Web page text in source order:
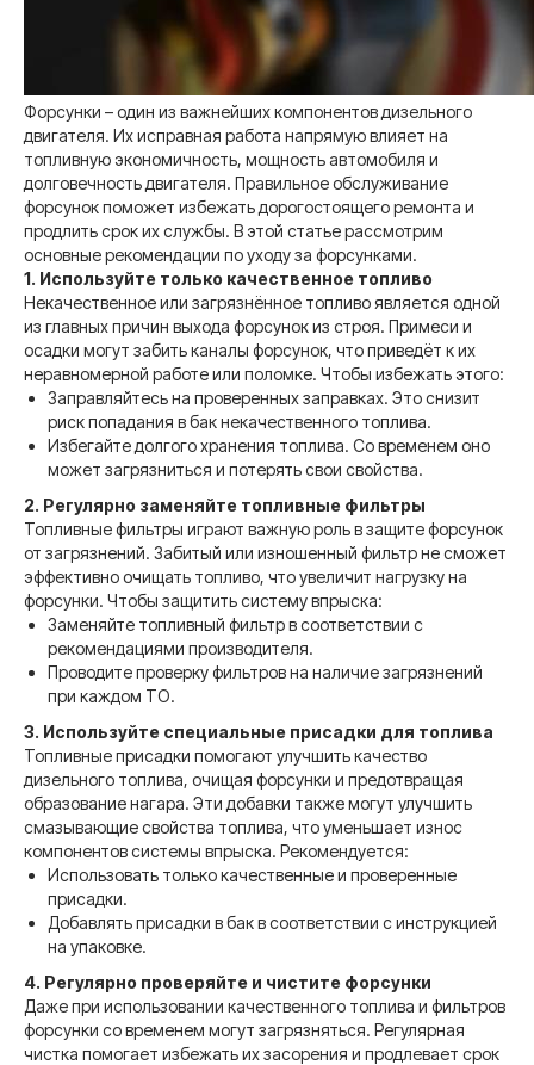
Форсунки – один из важнейших компонентов дизельного
двигателя. Их исправная работа напрямую влияет на
топливную экономичность, мощность автомобиля и
долговечность двигателя. Правильное обслуживание
форсунок поможет избежать дорогостоящего ремонта и
продлить срок их службы. В этой статье рассмотрим
основные рекомендации по уходу за форсунками.
1. Используйте только качественное топливо
Некачественное или загрязнённое топливо является одной
из главных причин выхода форсунок из строя. Примеси и
осадки могут забить каналы форсунок, что приведёт к их
неравномерной работе или поломке. Чтобы избежать этого:
Заправляйтесь на проверенных заправках. Это снизит
риск попадания в бак некачественного топлива.
Избегайте долгого хранения топлива. Со временем оно
может загрязниться и потерять свои свойства.
2. Регулярно заменяйте топливные фильтры
Топливные фильтры играют важную роль в защите форсунок
от загрязнений. Забитый или изношенный фильтр не сможет
эффективно очищать топливо, что увеличит нагрузку на
форсунки. Чтобы защитить систему впрыска:
Заменяйте топливный фильтр в соответствии с
рекомендациями производителя.
Проводите проверку фильтров на наличие загрязнений
при каждом ТО.
3. Используйте специальные присадки для топлива
Топливные присадки помогают улучшить качество
дизельного топлива, очищая форсунки и предотвращая
образование нагара. Эти добавки также могут улучшить
смазывающие свойства топлива, что уменьшает износ
компонентов системы впрыска. Рекомендуется:
Использовать только качественные и проверенные
присадки.
Добавлять присадки в бак в соответствии с инструкцией
на упаковке.
4. Регулярно проверяйте и чистите форсунки
Даже при использовании качественного топлива и фильтров
форсунки со временем могут загрязняться. Регулярная
чистка помогает избежать их засорения и продлевает срок